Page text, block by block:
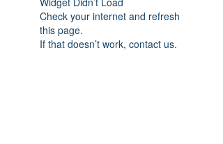
Check your internet and refresh
this page.
If that doesn’t work, contact us.